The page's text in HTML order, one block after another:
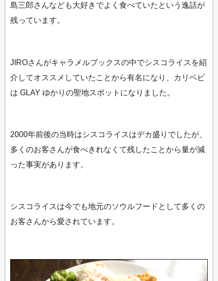
島三郎さんなども大好きでよく食べていたという逸話が
残っています。
JIROさんがキャラメルブックスの中でシスコライスを紹
介してオススメしていたことから有名になり、カリベビ
は GLAY ゆかりの聖地スポットになりました。
2000年前後の当時はシスコライスはデカ盛りでしたが、
多くのお客さんが食べきれなくて残したことから量が減
った事実があります。
シスコライスは今でも地元のソウルフードとして多くの
お客さんから愛されています。